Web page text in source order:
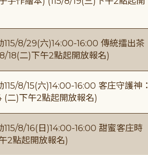
115/8/29(六)14:00-16:00 傳統擂出茶
18(二)下午2點起開放報名)
8/15(六)14:00-16:00 客庄守護神：
(二)下午2點起開放報名)
8/16(日)14:00-16:00 甜蜜客庄時
2點起開放報名)